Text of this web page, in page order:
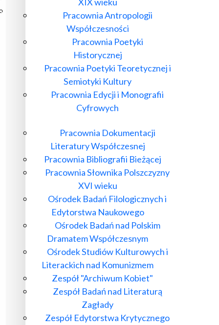
Poczta ibl.waw.plPracownia Antropologii
Współczesności
Pracownia Poetyki
Historycznej
Pracownia Poetyki Teoretycznej i
Semiotyki Kultury
Pracownia Edycji i Monografii
Cyfrowych
Pracownia Dokumentacji
Literatury Współczesnej
Pracownia Bibliografii Bieżącej
Pracownia Słownika Polszczyzny
XVI wieku
Ośrodek Badań Filologicznych i
Edytorstwa Naukowego
Ośrodek Badań nad Polskim
Dramatem Współczesnym
Ośrodek Studiów Kulturowych i
Literackich nad Komunizmem
Zespół "Archiwum Kobiet"
Zespół Badań nad Literaturą
Zagłady
Zespół Edytorstwa Krytycznego